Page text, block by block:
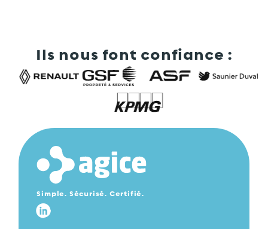
Ils nous font confiance :
Simple. Sécurisé. Certifié.